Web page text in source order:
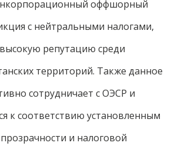
оффшорный
с нейтральными налогами,
репутацию среди
территорий. Также данное
сотрудничает с ОЭСР и
к соответствию установленным
и налоговой